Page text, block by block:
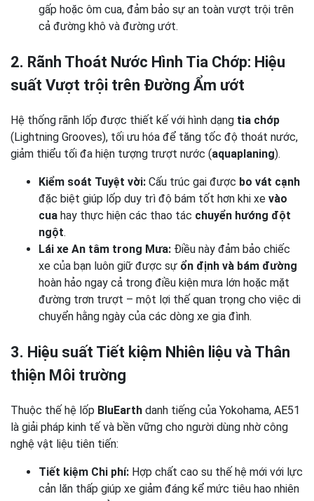
gấp hoặc ôm cua, đảm bảo sự an toàn vượt trội trên
cả đường khô và đường ướt.
2. Rãnh Thoát Nước Hình Tia Chớp: Hiệu
suất Vượt trội trên Đường Ẩm ướt
Hệ thống rãnh lốp được thiết kế với hình dạng tia chớp
(Lightning Grooves), tối ưu hóa để tăng tốc độ thoát nước,
giảm thiểu tối đa hiện tượng trượt nước (aquaplaning).
Kiểm soát Tuyệt vời: Cấu trúc gai được bo vát cạnh
đặc biệt giúp lốp duy trì độ bám tốt hơn khi xe vào
cua hay thực hiện các thao tác chuyển hướng đột
ngột.
Lái xe An tâm trong Mưa: Điều này đảm bảo chiếc
xe của bạn luôn giữ được sự ổn định và bám đường
hoàn hảo ngay cả trong điều kiện mưa lớn hoặc mặt
đường trơn trượt – một lợi thế quan trọng cho việc di
chuyển hằng ngày của các dòng xe gia đình.
3. Hiệu suất Tiết kiệm Nhiên liệu và Thân
thiện Môi trường
Thuộc thế hệ lốp BluEarth danh tiếng của Yokohama, AE51
là giải pháp kinh tế và bền vững cho người dùng nhờ công
nghệ vật liệu tiên tiến:
Tiết kiệm Chi phí: Hợp chất cao su thế hệ mới với lực
cản lăn thấp giúp xe giảm đáng kể mức tiêu hao nhiên